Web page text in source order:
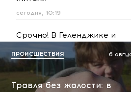
сегодня, 10:19
Срочно! В Геленджике и
Новороссийске громко -
работает ПВО:
рекомендуется уйти с
пляжей
Травля без жалости: в
6
ПРОИСШЕСТВИЯ